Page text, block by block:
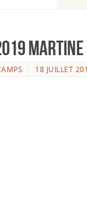
Martine
18 JUILLET